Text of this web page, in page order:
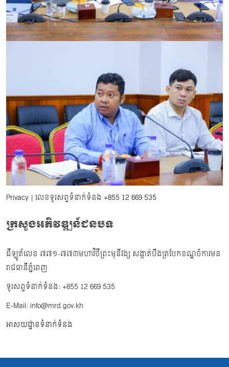
Privacy | លេខទូរសព្ទទំនាក់ទំនង +855 12 669 535
ក្រសួងអភិវឌ្ឍន៍ជនបទ
ដីឡូត៍លេខ ៧៧១-៧៧៣មហាវិថីព្រះមុនីវង្ស សង្កាត់បឹងត្របែកខណ្ឌចំការមន
រាជធានីភ្នំពេញ
ទូរសព្ទទំនាក់ទំនង: +855 12 669 535
E-Mail: info@mrd.gov.kh
អាសយដ្ឋានទំនាក់ទំនង